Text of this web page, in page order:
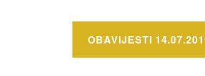
OBAVIJESTI